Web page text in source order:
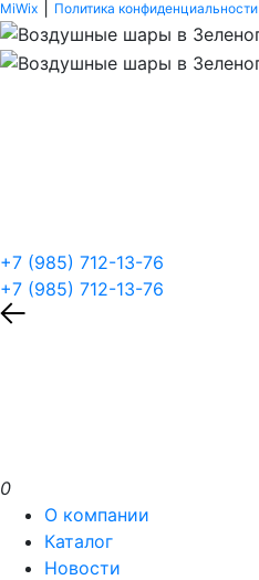
MiWix Политика конфиденциальности
+7 (985) 712-13-76
+7 (985) 712-13-76
0
О компании
Каталог
Новости